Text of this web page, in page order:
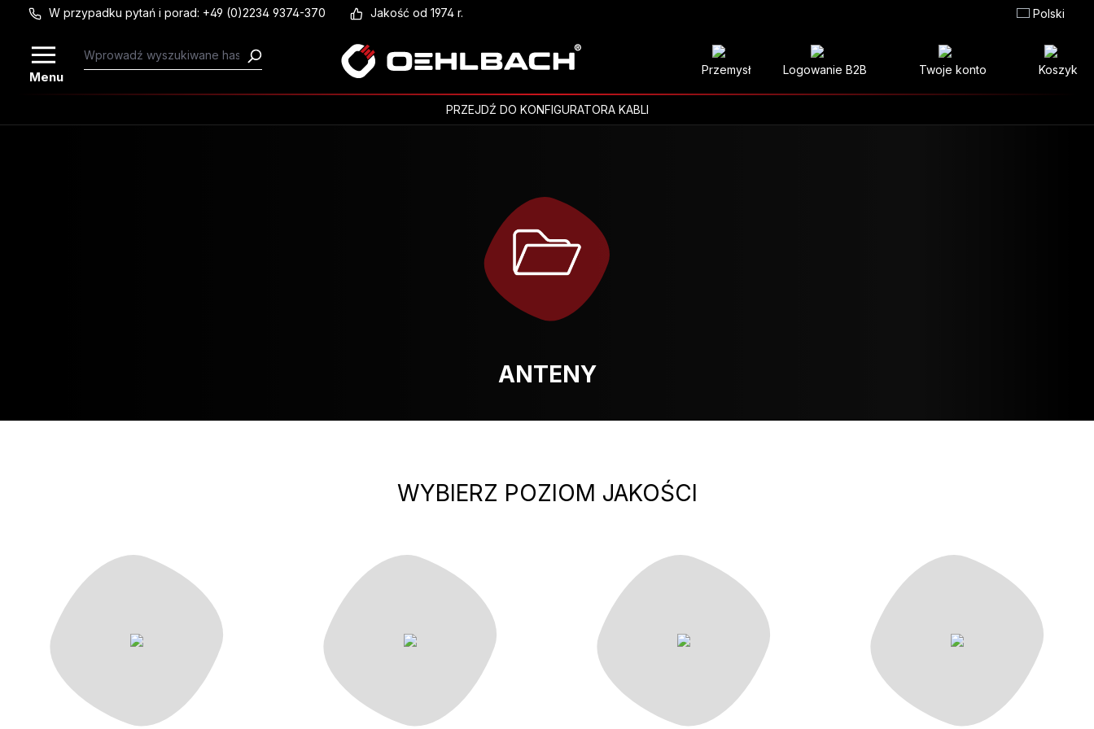
Przejdź do głównej zawartości
W przypadku pytań i porad: +49 (0)2234 9374-370 Jakość od 1974 r. Polski
Menu Przemysł Logowanie B2B Twoje konto Koszyk
PRZEJDŹ DO KONFIGURATORA KABLI
ANTENY
WYBIERZ POZIOM JAKOŚCI